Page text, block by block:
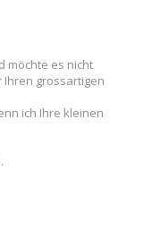
möchte es nicht
grossartigen
ich Ihre kleinen